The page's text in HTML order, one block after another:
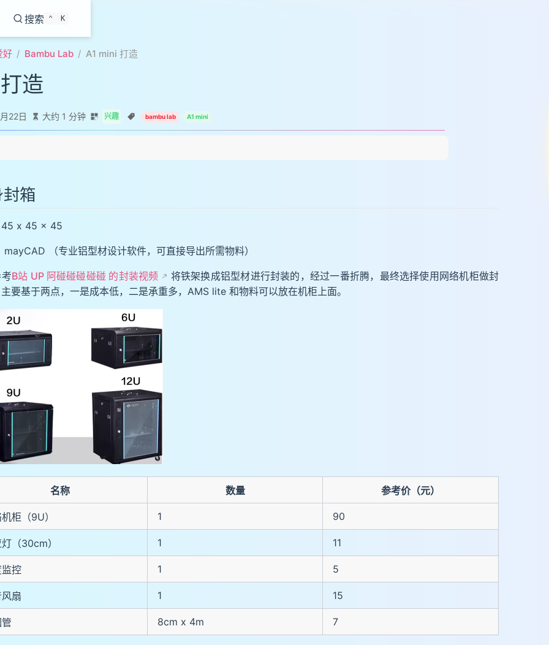
搜索 ⌃ K
好 Bambu Lab A1 mini 打造
造
22日 大约 1 分钟 兴趣 bambu lab A1 mini
箱
45 x 45 x 45
mayCAD （专业铝型材设计软件，可直接导出所需物料）
B站 UP 阿碰碰碰碰碰 的封装视频
将铁架换成铝型材进行封装的，经过一番折腾，最终选择使用网络机柜做封
要基于两点，一是成本低，二是承重多，AMS lite 和物料可以放在机柜上面。
名称 数量 参考价（元）
柜（9U） 1 90
（30cm） 1 11
控 1 5
扇 1 15
8cm x 4m 7